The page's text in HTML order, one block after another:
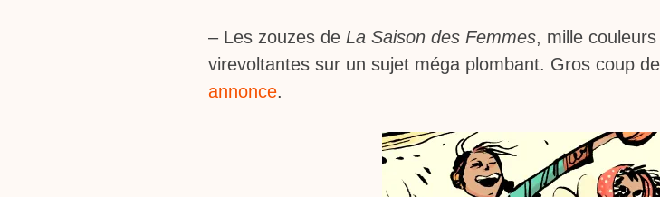
– Les zouzes de La Saison des Femmes, mille
virevoltantes sur un sujet méga plombant. Gros coup
annonce.